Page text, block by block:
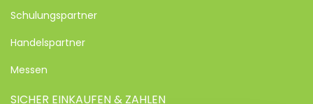
Schulungspartner
Handelspartner
Messen
SICHER EINKAUFEN & ZAHLEN